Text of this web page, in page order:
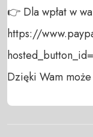
👉 Dla wpłat w
https://
Dzięki Wam